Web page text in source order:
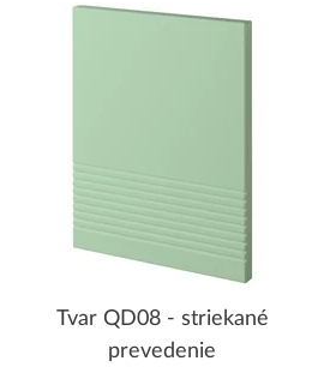
Tvar QD08 - striekané
prevedenie